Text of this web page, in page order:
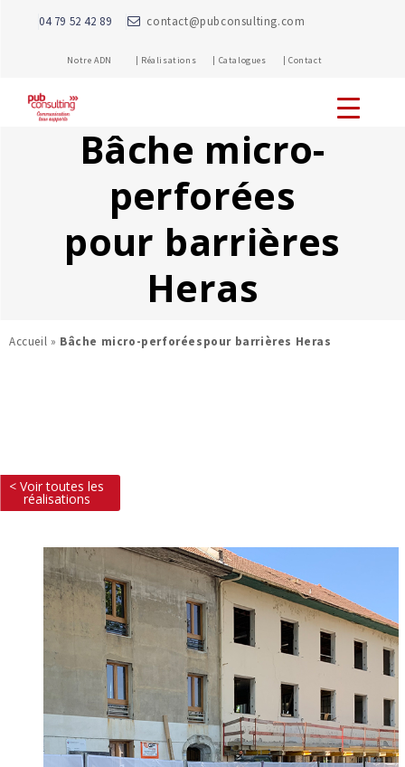
04 79 52 42 89 contact@pubconsulting.com
Notre ADN | Réalisations | Catalogues | Contact
Bâche micro-
perforées
pour barrières
Heras
Accueil » Bâche micro-perforéespour barrières Heras
< Voir toutes les
réalisations